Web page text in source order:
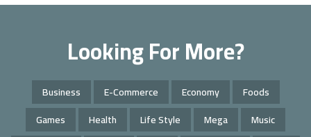
Looking For More?
Business E-Commerce Economy
Foods
Games
Health Life Style Mega
Music